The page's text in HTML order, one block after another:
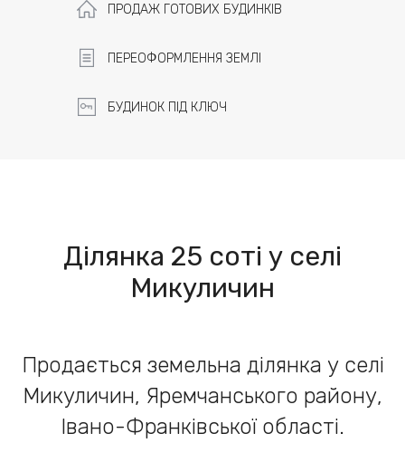
ПРОДАЖ ГОТОВИХ БУДИНКІВ
ПЕРЕОФОРМЛЕННЯ ЗЕМЛІ
БУДИНОК ПІД КЛЮЧ
Ділянка 25 соті у селі
Микуличин
Продається земельна ділянка у селі
Микуличин, Яремчанського району,
Івано-Франківської області.